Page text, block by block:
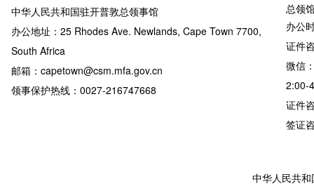
中华人民共和国驻开普敦总领事馆
办公地址：25 Rhodes Ave. Newlands, Cape Town 7700,
South Africa
邮箱：capetown@csm.mfa.gov.cn
领事保护热线：0027-216747668
总领
办公
证件
微信
2:00-
证件
签证
中华人民共